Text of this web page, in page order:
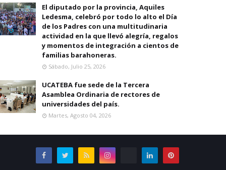
El diputado por la provincia, Aquiles
Ledesma, celebró por todo lo alto el Día
de los Padres con una multitudinaria
actividad en la que llevó alegría, regalos
y momentos de integración a cientos de
familias barahoneras.
Sábado, Julio 25, 2026
UCATEBA fue sede de la Tercera
Asamblea Ordinaria de rectores de
universidades del país.
Martes, Agosto 04, 2026